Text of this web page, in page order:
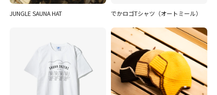
JUNGLE SAUNA HAT でかロゴTシャツ（オートミール）